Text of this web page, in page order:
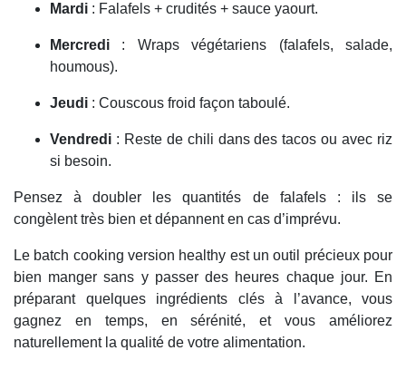
Mardi : Falafels + crudités + sauce yaourt.
Mercredi : Wraps végétariens (falafels, salade,
houmous).
Jeudi : Couscous froid façon taboulé.
Vendredi : Reste de chili dans des tacos ou avec riz
si besoin.
Pensez à doubler les quantités de falafels : ils se
congèlent très bien et dépannent en cas d’imprévu.
Le batch cooking version healthy est un outil précieux pour
bien manger sans y passer des heures chaque jour. En
préparant quelques ingrédients clés à l’avance, vous
gagnez en temps, en sérénité, et vous améliorez
naturellement la qualité de votre alimentation.